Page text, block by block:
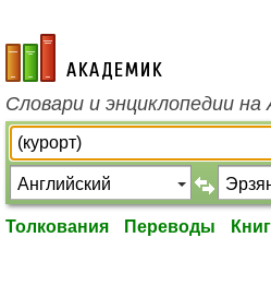
academic.ru
Словари и энциклопедии на
Толкования Переводы